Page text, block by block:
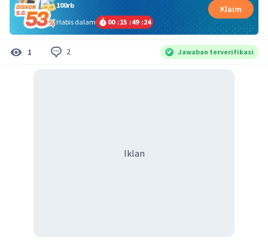
100rb
Habis dalam
00 :15 :49 :24
Klaim
1 2 Jawaban terverifikasi
Iklan